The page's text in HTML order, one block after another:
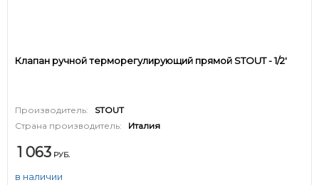
Клапан ручной терморегулирующий прямой STOUT - 1/2'
Производитель:
STOUT
Страна производитель:
Италия
1 063 РУБ.
в наличии